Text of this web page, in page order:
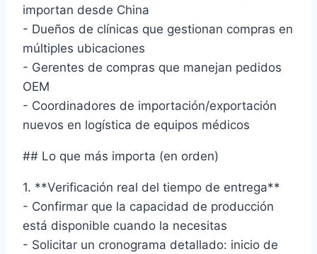
importan desde China
- Dueños de clínicas que gestionan compras en
múltiples ubicaciones
- Gerentes de compras que manejan pedidos
OEM
- Coordinadores de importación/exportación
nuevos en logística de equipos médicos
## Lo que más importa (en orden)
1. **Verificación real del tiempo de entrega**
- Confirmar que la capacidad de producción
está disponible cuando la necesitas
- Solicitar un cronograma detallado: inicio de